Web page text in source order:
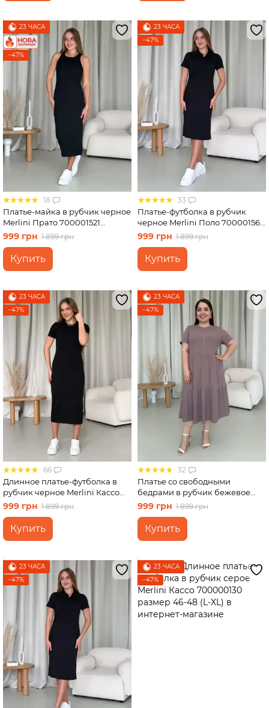
23 ЧАСА
−47%
18
Платье-майка в рубчик черное
Merlini Прато 700001521
размер L-XL
999 грн 1 899 грн
Купить
23 ЧАСА
−47%
33
Платье-футболка в рубчик
черное Merlini Поло 700001561
размер L-XL
999 грн 1 899 грн
Купить
23 ЧАСА
−47%
66
Длинное платье-футболка в
рубчик черное Merlini Кассо
700000121 размер 42-44 (S-M)
999 грн 1 899 грн
Купить
23 ЧАСА
−47%
32
Платье со свободными
бедрами в рубчик бежевое
Merlini Реджо 700001582
размер 2XL-3XL
999 грн 1 899 грн
Купить
23 ЧАСА
−47%
23 ЧАСА
−47%